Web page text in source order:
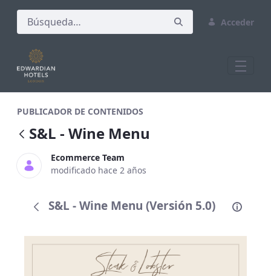
Acceder
PUBLICADOR DE CONTENIDOS
S&L - Wine Menu
Ecommerce Team
modificado hace 2 años
S&L - Wine Menu (Versión 5.0)